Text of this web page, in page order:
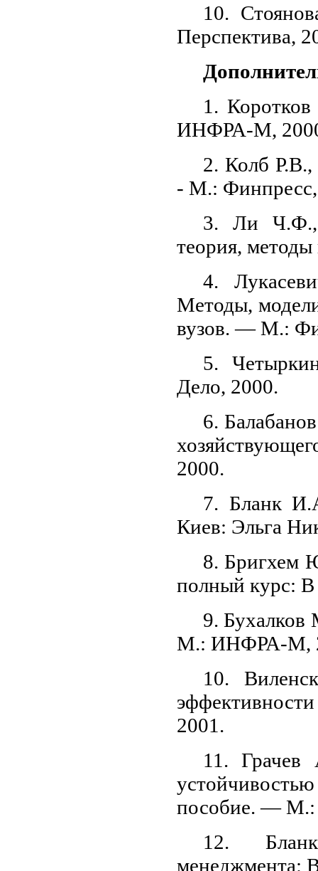
10.
Перспектива,
1.
ИНФРА-М,
2. Колб
- М.:
3. Ли Ч.Ф.,
теория,
4.
Методы,
вузов. — М.:
5.
Дело, 2000.
6.
2000.
7. Бланк
Киев: Эльга
8. Бригхем
полный курс:
9.
М.: ИНФРА-М,
10.
2001.
11. Грачев
пособие. — М.:
12.
менеджмента: